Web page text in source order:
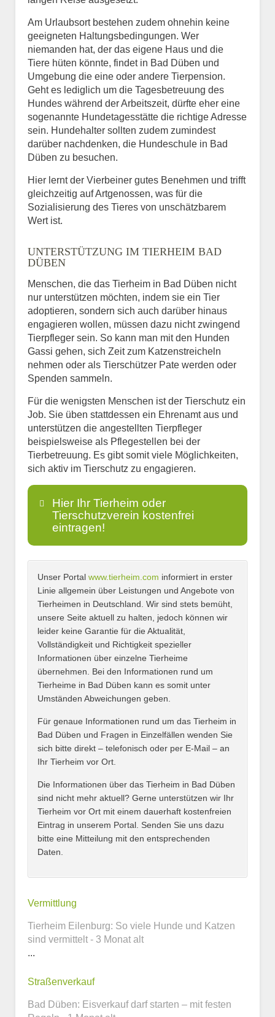
Am Urlaubsort bestehen zudem ohnehin keine
geeigneten Haltungsbedingungen. Wer
niemanden hat, der das eigene Haus und die
Tiere hüten könnte, findet in Bad Düben und
Umgebung die eine oder andere Tierpension.
Geht es lediglich um die Tagesbetreuung des
Hundes während der Arbeitszeit, dürfte eher eine
sogenannte Hundetagesstätte die richtige Adresse
sein. Hundehalter sollten zudem zumindest
darüber nachdenken, die Hundeschule in Bad
Düben zu besuchen.
Hier lernt der Vierbeiner gutes Benehmen und trifft
gleichzeitig auf Artgenossen, was für die
Sozialisierung des Tieres von unschätzbarem
Wert ist.
UNTERSTÜTZUNG IM TIERHEIM BAD
DÜBEN
Menschen, die das Tierheim in Bad Düben nicht
nur unterstützen möchten, indem sie ein Tier
adoptieren, sondern sich auch darüber hinaus
engagieren wollen, müssen dazu nicht zwingend
Tierpfleger sein. So kann man mit den Hunden
Gassi gehen, sich Zeit zum Katzenstreicheln
nehmen oder als Tierschützer Pate werden oder
Spenden sammeln.
Für die wenigsten Menschen ist der Tierschutz ein
Job. Sie üben stattdessen ein Ehrenamt aus und
unterstützen die angestellten Tierpfleger
beispielsweise als Pflegestellen bei der
Tierbetreuung. Es gibt somit viele Möglichkeiten,
sich aktiv im Tierschutz zu engagieren.
Hier Ihr Tierheim oder
Tierschutzverein kostenfrei
eintragen!
Name*
E-Mail*
Name des Tierheims*
Kontaktmöglichkeiten
E-Mail-Adresse
Unser Portal www.tierheim.com informiert in erster
Linie allgemein über Leistungen und Angebote von
Tierheimen in Deutschland. Wir sind stets bemüht,
unsere Seite aktuell zu halten, jedoch können wir
leider keine Garantie für die Aktualität,
Vollständigkeit und Richtigkeit spezieller
Informationen über einzelne Tierheime
übernehmen. Bei den Informationen rund um
Tierheime in Bad Düben kann es somit unter
Umständen Abweichungen geben.
Für genaue Informationen rund um das Tierheim in
Bad Düben und Fragen in Einzelfällen wenden Sie
sich bitte direkt – telefonisch oder per E-Mail – an
Ihr Tierheim vor Ort.
Die Informationen über das Tierheim in Bad Düben
sind nicht mehr aktuell? Gerne unterstützen wir Ihr
Tierheim vor Ort mit einem dauerhaft kostenfreien
Eintrag in unserem Portal. Senden Sie uns dazu
bitte eine Mitteilung mit den entsprechenden
Daten.
Vermittlung
Tierheim Eilenburg: So viele Hunde und Katzen
sind vermittelt - 3 Monat alt
...
Straßenverkauf
Bad Düben: Eisverkauf darf starten – mit festen